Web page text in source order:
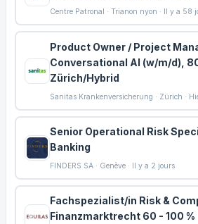
Centre Patronal · Trianon nyon · Il y a 58
Product Owner / Project
Conversational AI (w/m/d),
Zürich/Hybrid
Sanitas Krankenversicherung · Zürich ·
Senior Operational Risk
Banking
FINDERS SA · Genève · Il y a 2 jours
Fachspezialist/in Risk &
Finanzmarktrecht 60 - 100 %